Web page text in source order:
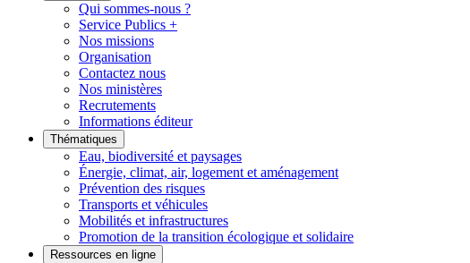
Qui sommes-nous ?
Service Publics +
Nos missions
Organisation
Contactez nous
Nos ministères
Recrutements
Informations éditeur
Thématiques
Eau, biodiversité et paysages
Énergie, climat, air, logement et aménagement
Prévention des risques
Transports et véhicules
Mobilités et infrastructures
Promotion de la transition écologique et solidaire
Ressources en ligne